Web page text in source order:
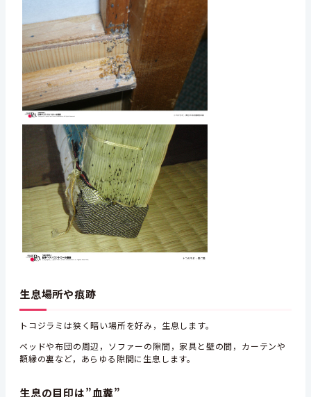
生息場所や痕跡
トコジラミは狭く暗い場所を好み，生息します。
ベッドや布団の周辺，ソファーの隙間，家具と壁の間，カーテンや
額縁の裏など，あらゆる隙間に生息します。
生息の目印は”血糞”